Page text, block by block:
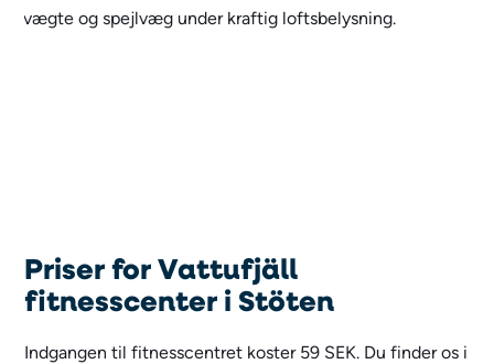
Priser for Vattufjäll
fitnesscenter i Stöten
Indgangen til fitnesscentret koster 59 SEK. Du finder os i